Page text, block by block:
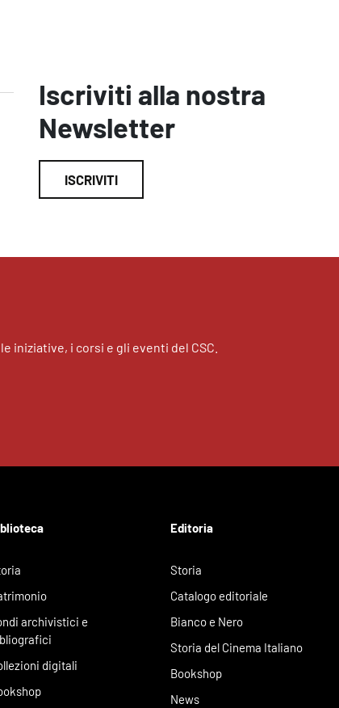
Iscriviti alla nostra
Newsletter
ISCRIVITI
iniziative, i corsi e gli eventi del CSC.
archivistici e
digitali
Editoria
Storia
Catalogo editoriale
Bianco e Nero
Storia del Cinema Italiano
Bookshop
News